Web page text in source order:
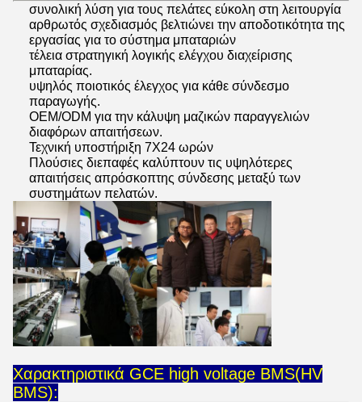
συνολική λύση για τους πελάτες εύκολη στη λειτουργία
αρθρωτός σχεδιασμός βελτιώνει την αποδοτικότητα της
εργασίας για το σύστημα μπαταριών
τέλεια στρατηγική λογικής ελέγχου διαχείρισης
μπαταρίας.
υψηλός ποιοτικός έλεγχος για κάθε σύνδεσμο
παραγωγής.
OEM/ODM για την κάλυψη μαζικών παραγγελιών
διαφόρων απαιτήσεων.
Τεχνική υποστήριξη 7X24 ωρών
Πλούσιες διεπαφές καλύπτουν τις υψηλότερες
απαιτήσεις απρόσκοπτης σύνδεσης μεταξύ των
συστημάτων πελατών.
Χαρακτηριστικά GCE high voltage BMS(HV
BMS):